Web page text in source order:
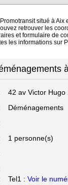
situé à Aix
retrouver les
et formulaire de
les informations sur
42 av Victor Hugo
Déménagements
1 personne(s)
Tel1 :Voir le